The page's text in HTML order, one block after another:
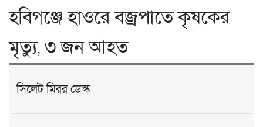
হবিগঞ্জে হাওরে বজ্রপাতে কৃষকের
মৃত্যু, ৩ জন আহত
সিলেট মিরর ডেস্ক